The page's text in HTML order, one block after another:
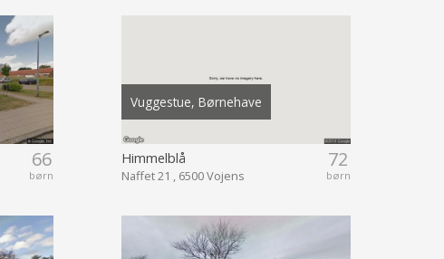
66
børn
Vuggestue, Børnehave
72
børn
Himmelblå
Naffet 21 , 6500 Vojens